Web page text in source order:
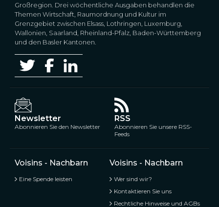
Großregion. Drei wöchentliche Ausgaben behandlen die
Themen Wirtschaft, Raumordnung und Kultur im
Grenzgebiet zwischen Elsass, Lothringen, Luxemburg,
Wallonien, Saarland, Rheinland-Pfalz, Baden-Württemberg
und den Basler Kantonen.
Newsletter
Abonnieren Sie den Newsletter
RSS
Abonnieren Sie unsere RSS-
Feeds
Voisins - Nachbarn
Eine Spende leisten
Voisins - Nachbarn
Wer sind wir?
Kontaktieren Sie uns
Rechtliche Hinweise und AGBs